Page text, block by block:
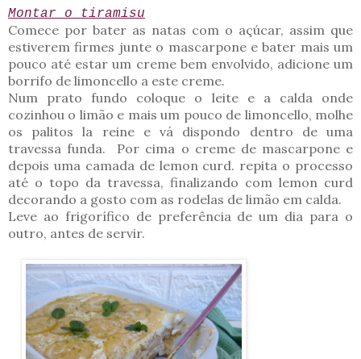
Montar o tiramisu
Comece por bater as natas com o açúcar, assim que
estiverem firmes junte o mascarpone e bater mais um
pouco até estar um creme bem envolvido, adicione um
borrifo de limoncello a este creme.
Num prato fundo coloque o leite e a calda onde
cozinhou o limão e mais um pouco de limoncello, molhe
os palitos la reine e vá dispondo dentro de uma
travessa funda. Por cima o creme de mascarpone e
depois uma camada de lemon curd. repita o processo
até o topo da travessa, finalizando com lemon curd
decorando a gosto com as rodelas de limão em calda.
Leve ao frigorífico de preferência de um dia para o
outro, antes de servir.